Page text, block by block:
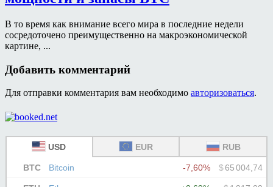
В то время как внимание всего мира в последние недели
сосредоточено преимущественно на макроэкономической
картине, ...
Добавить комментарий
Для отправки комментария вам необходимо авторизоваться.